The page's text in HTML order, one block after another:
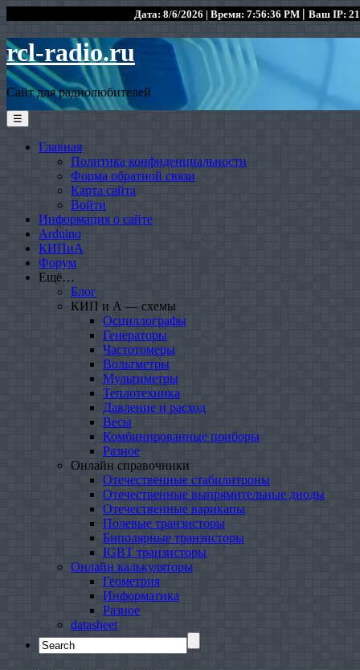
Дата: 8/6/2026 | Время: 7:56:36 PM | Ваш IP:
rcl-radio.ru
Сайт для радиолюбителей
☰
Главная
Политика конфиденциальности
Форма обратной связи
Карта сайта
Войти
Информация о сайте
Arduino
КИПиА
Форум
Ещё…
Блог
КИП и А — схемы
Осциллографы
Генераторы
Частотомеры
Вольтметры
Мультиметры
Теплотехника
Давление и расход
Весы
Комбинированные приборы
Разное
Онлайн справочники
Отечественные стабилитроны
Отечественные выпрямительные диоды
Отечественные варикапы
Полевые транзисторы
Биполярные транзисторы
IGBT транзисторы
Онлайн калькуляторы
Геометрия
Информатика
Разное
datasheet
Search
for: